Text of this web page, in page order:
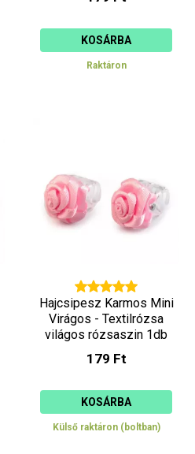
KOSÁRBA
Raktáron
Hajcsipesz Karmos Mini
Virágos - Textilrózsa
világos rózsaszin 1db
179 Ft
KOSÁRBA
Külső raktáron (boltban)